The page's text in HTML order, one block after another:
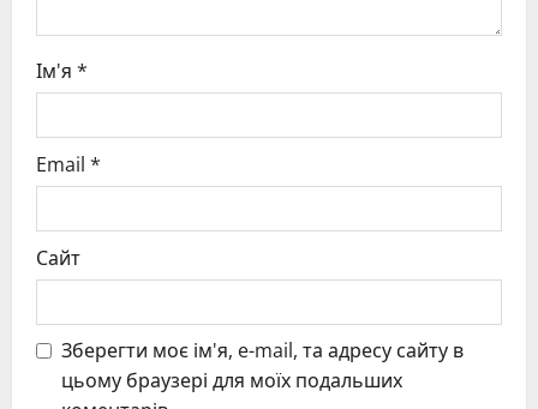
Ім'я *
Email *
Сайт
Зберегти моє ім'я, e-mail, та адресу сайту в
цьому браузері для моїх подальших